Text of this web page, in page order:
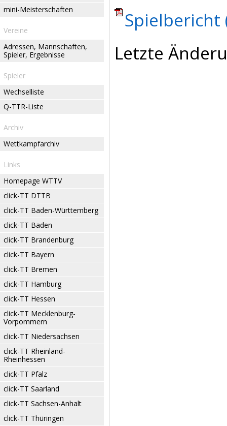
mini-Meisterschaften
Vereine
Adressen, Mannschaften,
Spieler, Ergebnisse
Spieler
Wechselliste
Q-TTR-Liste
Archiv
Wettkampfarchiv
Links
Homepage WTTV
click-TT DTTB
click-TT Baden-Württemberg
click-TT Baden
click-TT Brandenburg
click-TT Bayern
click-TT Bremen
click-TT Hamburg
click-TT Hessen
click-TT Mecklenburg-
Vorpommern
click-TT Niedersachsen
click-TT Rheinland-
Rheinhessen
click-TT Pfalz
click-TT Saarland
click-TT Sachsen-Anhalt
click-TT Thüringen
Spielbericht
Letzte